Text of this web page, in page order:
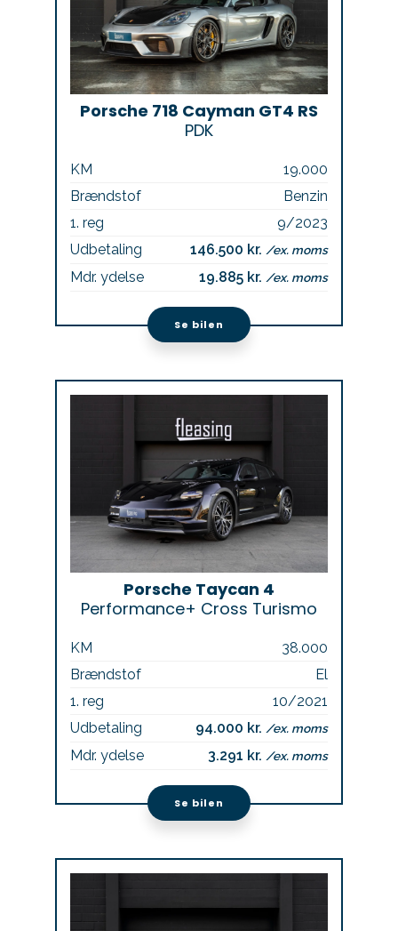
Porsche 718 Cayman GT4 RS
PDK
KM
19.000
Brændstof
Benzin
1. reg
9/2023
Udbetaling
146.500 kr./ex. moms
Mdr. ydelse 19.885 kr./ex. moms
Se bilen
Porsche Taycan 4
Performance+ Cross Turismo
KM
38.000
Brændstof
El
1. reg
10/2021
Udbetaling
94.000 kr./ex. moms
Mdr. ydelse 3.291 kr./ex. moms
Se bilen